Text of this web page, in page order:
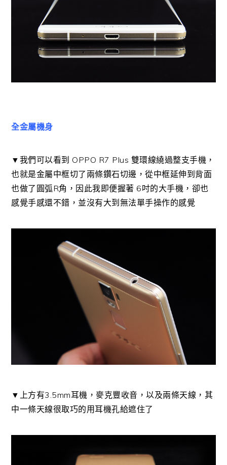
全金屬機身
▼我們可以看到 OPPO R7 Plus 雙環線繞過整支手機，
也就是金屬中框切了兩條鑽石切邊，從中框延伸到背面
也做了圓弧R角，因此我即便握著 6吋的大手機，卻也
感覺手感還不錯，並沒有大到無法單手操作的感覺
▼上方有3.5mm耳機，麥克豐收音，以及兩條天線，其
中一條天線很取巧的用耳機孔給遮住了